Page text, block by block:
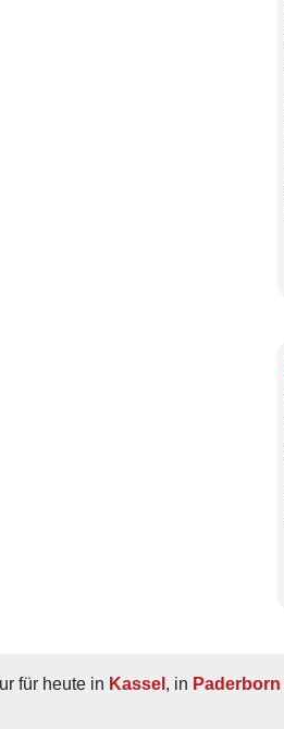
für heute in Kassel , in Paderborn